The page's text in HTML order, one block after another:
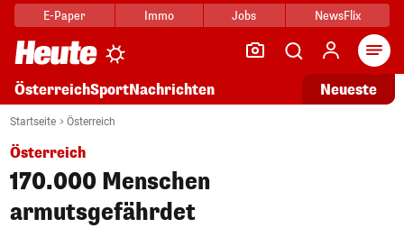
E-Paper Immo Jobs NewsFlix
ÖsterreichSportNachrichten Neueste
Startseite Österreich
Österreich
170.000 Menschen
armutsgefährdet